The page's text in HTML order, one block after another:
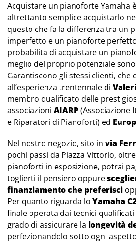
Acquistare un pianoforte Yamaha
altrettanto semplice acquistarlo
questo che fa la differenza tra un
imperfetto e un pianoforte
probabilità di acquistare un
meglio del proprio potenziale sono
Garantiscono gli stessi clienti, che
all’esperienza trentennale di
membro qualificato delle
associazioni AIARP(Associazione
e Riparatori di Pianoforti) ed
Nel nostro negozio, sito in via
pochi passi da Piazza Vittorio,
pianoforti in esposizione, potrai
toglierti il pensiero oppure
finanziamento che preferisci
Per quanto riguarda lo Yamaha
finale operata dai tecnici qualificati
grado di assicurare la longevità
perfezionandolo sotto ogni